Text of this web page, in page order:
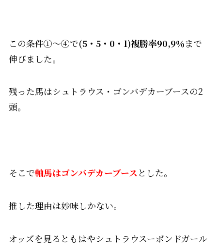
この条件①～④で(5・5・0・1)複勝率90,9％まで
伸びました。
残った馬はシュトラウス・ゴンバデカーブースの2
頭。
そこで軸馬はゴンバデカーブース とした。
推した理由は妙味しかない。
オッズを見るともはやシュトラウスーボンドガール